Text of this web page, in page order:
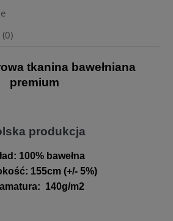
tkanina bawełniana
premium
produkcja
100% bawełna
: 155cm (+/- 5%)
: 140g/m2